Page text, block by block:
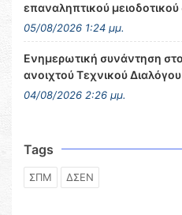
επαναληπτικού
05/08/2026 1:24 μμ.
Ενημερωτική συνάντηση στο
ανοιχτού Τεχνικού Διαλόγου
04/08/2026 2:26 μμ.
Tags
ΣΠΜ ΔΣΕΝ